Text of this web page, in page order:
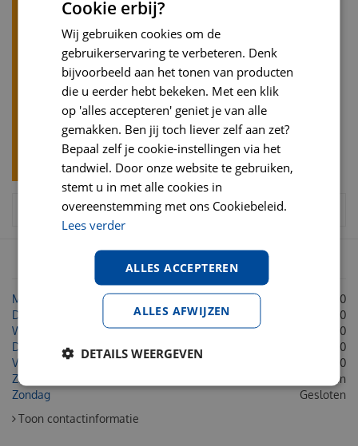
Maandag
08:30 - 18:00
Dinsdag
08:30 - 18:00
Woensdag
08:30 - 18:00
Donderdag
08:30 - 18:00
Vrijdag
08:30 - 18:00
Zaterdag
Gesloten
Zondag
Gesloten
Toon contactinformatie
Cookie erbij?
Wij gebruiken cookies om de
gebruikerservaring te verbeteren. Denk
bijvoorbeeld aan het tonen van producten
die u eerder hebt bekeken. Met een klik
op 'alles accepteren' geniet je van alle
gemakken. Ben jij toch liever zelf aan zet?
Bepaal zelf je cookie-instellingen via het
tandwiel. Door onze website te gebruiken,
stemt u in met alle cookies in
overeenstemming met ons Cookiebeleid.
Lees verder
ALLES ACCEPTEREN
ALLES AFWIJZEN
DETAILS WEERGEVEN